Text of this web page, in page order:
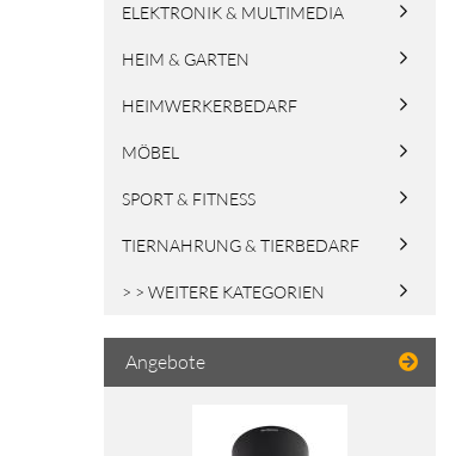
ELEKTRONIK & MULTIMEDIA
HEIM & GARTEN
HEIMWERKERBEDARF
MÖBEL
SPORT & FITNESS
TIERNAHRUNG & TIERBEDARF
> > WEITERE KATEGORIEN
Angebote